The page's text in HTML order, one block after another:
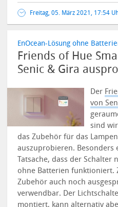
Freitag, 05. März 2021, 17:54
EnOcean-Lösung ohne
Friends of Hue
Senic & Gira
Der
von
sind
das Zubehör für das
auszuprobieren. Besonders
Tatsache, dass der Schalter
ohne Batterien funktioniert.
Zubehör auch noch
verwendbar. Der
montiert, kann alternativ